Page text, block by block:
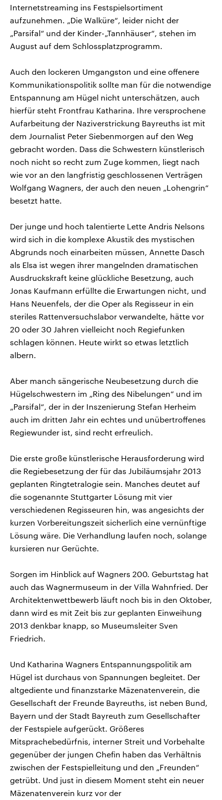
Internetstreaming ins Festspielsortiment
aufzunehmen. „Die Walküre“, leider nicht der
„Parsifal“ und der Kinder-„Tannhäuser“, stehen im
August auf dem Schlossplatzprogramm.
Auch den lockeren Umgangston und eine offenere
Kommunikationspolitik sollte man für die notwendige
Entspannung am Hügel nicht unterschätzen, auch
hierfür steht Frontfrau Katharina. Ihre versprochene
Aufarbeitung der Naziverstrickung Bayreuths ist mit
dem Journalist Peter Siebenmorgen auf den Weg
gebracht worden. Dass die Schwestern künstlerisch
noch nicht so recht zum Zuge kommen, liegt nach
wie vor an den langfristig geschlossenen Verträgen
Wolfgang Wagners, der auch den neuen „Lohengrin“
besetzt hatte.
Der junge und hoch talentierte Lette Andris Nelsons
wird sich in die komplexe Akustik des mystischen
Abgrunds noch einarbeiten müssen, Annette Dasch
als Elsa ist wegen ihrer mangelnden dramatischen
Ausdruckskraft keine glückliche Besetzung, auch
Jonas Kaufmann erfüllte die Erwartungen nicht, und
Hans Neuenfels, der die Oper als Regisseur in ein
steriles Rattenversuchslabor verwandelte, hätte vor
20 oder 30 Jahren vielleicht noch Regiefunken
schlagen können. Heute wirkt so etwas letztlich
albern.
Aber manch sängerische Neubesetzung durch die
Hügelschwestern im „Ring des Nibelungen“ und im
„Parsifal“, der in der Inszenierung Stefan Herheim
auch im dritten Jahr ein echtes und unübertroffenes
Regiewunder ist, sind recht erfreulich.
Die erste große künstlerische Herausforderung wird
die Regiebesetzung der für das Jubiläumsjahr 2013
geplanten Ringtetralogie sein. Manches deutet auf
die sogenannte Stuttgarter Lösung mit vier
verschiedenen Regisseuren hin, was angesichts der
kurzen Vorbereitungszeit sicherlich eine vernünftige
Lösung wäre. Die Verhandlung laufen noch, solange
kursieren nur Gerüchte.
Sorgen im Hinblick auf Wagners 200. Geburtstag hat
auch das Wagnermuseum in der Villa Wahnfried. Der
Architektenwettbewerb läuft noch bis in den Oktober,
dann wird es mit Zeit bis zur geplanten Einweihung
2013 denkbar knapp, so Museumsleiter Sven
Friedrich.
Und Katharina Wagners Entspannungspolitik am
Hügel ist durchaus von Spannungen begleitet. Der
altgediente und finanzstarke Mäzenatenverein, die
Gesellschaft der Freunde Bayreuths, ist neben Bund,
Bayern und der Stadt Bayreuth zum Gesellschafter
der Festspiele aufgerückt. Größeres
Mitsprachebedürfnis, interner Streit und Vorbehalte
gegenüber der jungen Chefin haben das Verhältnis
zwischen der Festspielleitung und den „Freunden“
getrübt. Und just in diesem Moment steht ein neuer
Mäzenatenverein kurz vor der